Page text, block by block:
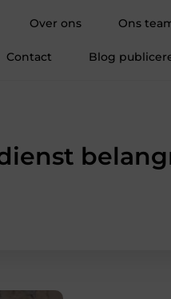
Over ons Ons
Contact Blog